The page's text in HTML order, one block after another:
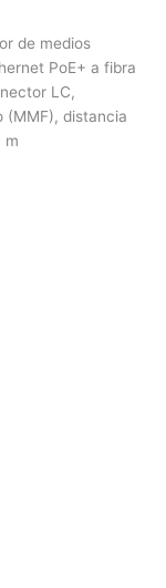
de medios
PoE+ a fibra
LC,
(MMF), distancia
m